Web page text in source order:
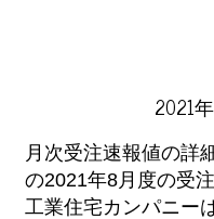
2021
月次受注速報値の詳
の2021年8月度の受
工業住宅カンパニー